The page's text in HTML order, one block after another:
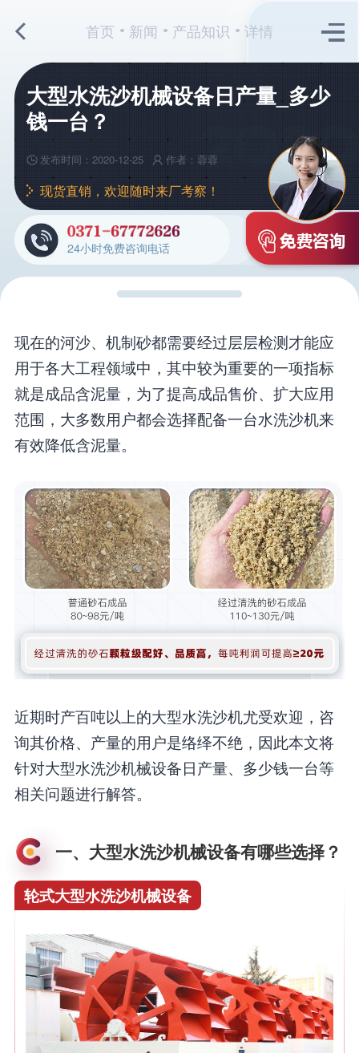
首页 新闻 产品知识 详情
大型水洗沙机械设备日产量_多少
钱一台？
发布时间：2020-12-25 作者：蓉蓉
现货直销，欢迎随时来厂考察！
24小时免费咨询电话
现在的河沙、机制砂都需要经过层层检测才能应
用于各大工程领域中，其中较为重要的一项指标
就是成品含泥量，为了提高成品售价、扩大应用
范围，大多数用户都会选择配备一台水洗沙机来
有效降低含泥量。
近期时产百吨以上的大型水洗沙机尤受欢迎，咨
询其价格、产量的用户是络绎不绝，因此本文将
针对大型水洗沙机械设备日产量、多少钱一台等
相关问题进行解答。
一、大型水洗沙机械设备有哪些选择？
轮式大型水洗沙机械设备